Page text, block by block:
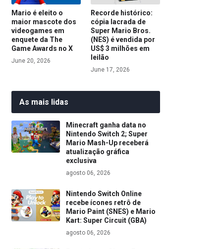
Mario é eleito o
maior mascote dos
videogames em
enquete da The
Game Awards no X
June 20, 2026
Recorde histórico:
cópia lacrada de
Super Mario Bros.
(NES) é vendida por
US$ 3 milhões em
leilão
June 17, 2026
As mais lidas
Minecraft ganha data no
Nintendo Switch 2; Super
Mario Mash-Up receberá
atualização gráfica
exclusiva
agosto 06, 2026
Nintendo Switch Online
recebe ícones retrô de
Mario Paint (SNES) e Mario
Kart: Super Circuit (GBA)
agosto 06, 2026